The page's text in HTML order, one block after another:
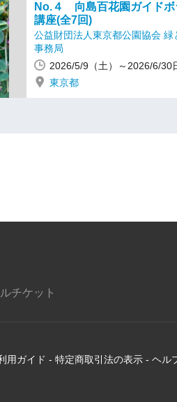
No.４ 向島百花園ガイドボ
講座(全7回)
公益財団法人東京都公園協会 緑
事務局
2026/5/9（土）～2026/6/30
東京都
チケット
用ガイド - 特定商取引法の表示 - ヘル